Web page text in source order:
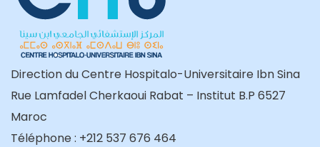
Direction du Centre Hospitalo-Universitaire Ibn Sina
Rue Lamfadel Cherkaoui Rabat – Institut B.P 6527
Maroc
Téléphone : +212 537 676 464